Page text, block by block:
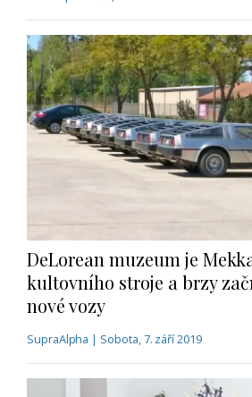
DeLorean muzeum je
kultovního stroje a brzy
nové vozy
SupraAlpha | Sobota, 7. září 2019